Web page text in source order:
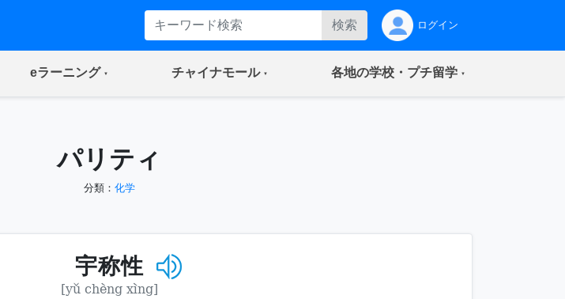
検索 ログイン
eラーニング(current) チャイナモール(current) 各地の学校・プチ留学(current)
パリティ
分類： 化学
宇称性
[yǔ chèng xìng]